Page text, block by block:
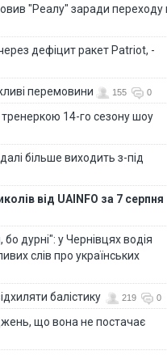
"Реалу" заради переходу
дефіцит ракет Patriot, -
перемовини 155 0
14-го сезону шоу
більше виходить з-під
від UAINFO за 7 серпня
дурні": у Чернівцях водія
слів про українських
балістику 219 0
що вона не постачає